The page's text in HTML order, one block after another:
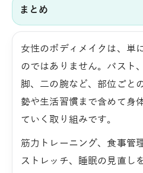
まとめ
女性のボディメイクは、単
のではありません。バスト
脚、二の腕など、部位ごと
勢や生活習慣まで含めて身
ていく取り組みです。
筋力トレーニング、食事管
ストレッチ、睡眠の見直し